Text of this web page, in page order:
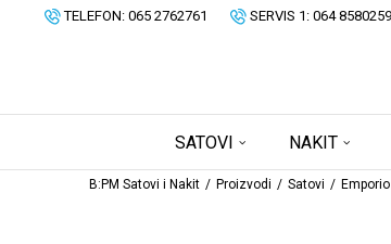
TELEFON: 065 2762761 SERVIS 1: 064 8580259
SATOVI NAKIT
B:PM Satovi i Nakit Proizvodi Satovi